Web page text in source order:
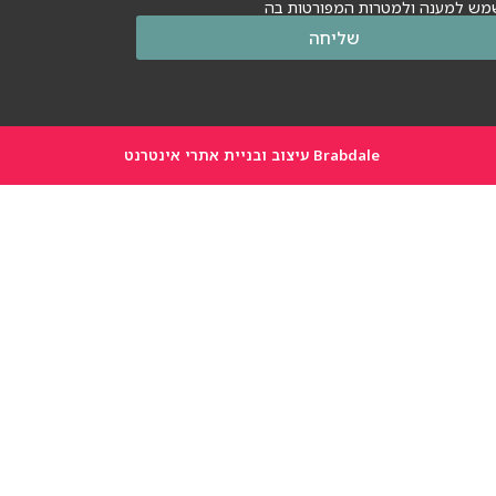
למענה ולמטרות המפורטות בה
שליחה
Brabdale עיצוב ובניית אתרי אינטרנט